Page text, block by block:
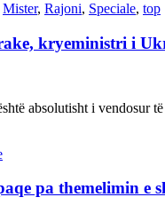
Mister, Rajoni, Speciale, top
kryeministri i
absolutisht i vendosur
pa themelimin e